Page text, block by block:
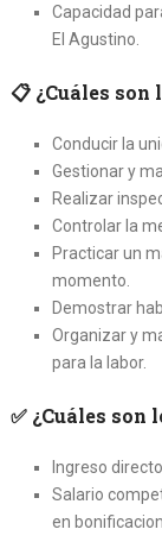
Capacidad
El Agustino.
📋 ¿Cuáles
Conducir la
Gestionar y
Realizar
Controlar la
Practicar un
momento.
Demostrar
Organizar y
para la labor.
✅ ¿Cuáles son
Ingreso
Salario
en